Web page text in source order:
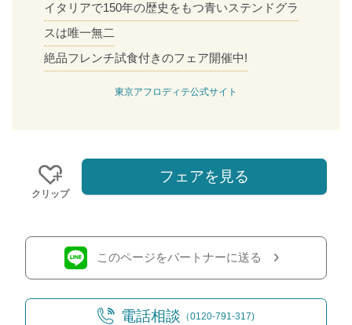
イタリアで150年の歴史をもつ青いステンドグラ
スは唯一無二
絶品フレンチ試食付きのフェア開催中!
東京アフロディテ公式サイト
クリップ
フェアを見る
このページをパートナーに送る
電話相談 （0120-791-317)